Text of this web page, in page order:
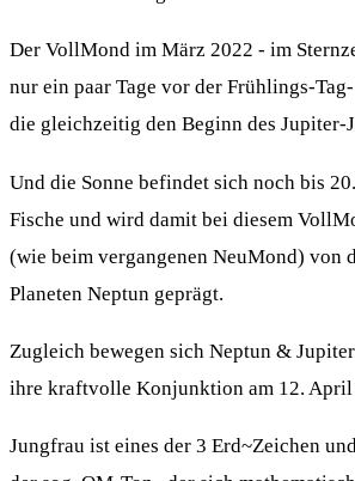
Der VollMond im März 2022 - im
nur ein paar Tage vor der Frühlings-
die gleichzeitig den Beginn des Jupiter-
Und die Sonne befindet sich noch bis
Fische und wird damit bei diesem
(wie beim vergangenen NeuMond) von
Planeten Neptun geprägt.
Zugleich bewegen sich Neptun &
ihre kraftvolle Konjunktion am 12. April
Jungfrau ist eines der 3 Erd~Zeichen